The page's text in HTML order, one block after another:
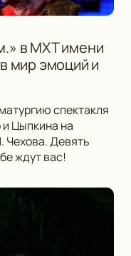
в МХТ имени
мир эмоций и
спектакля
Цыпкина на
Чехова. Девять
ждут вас!